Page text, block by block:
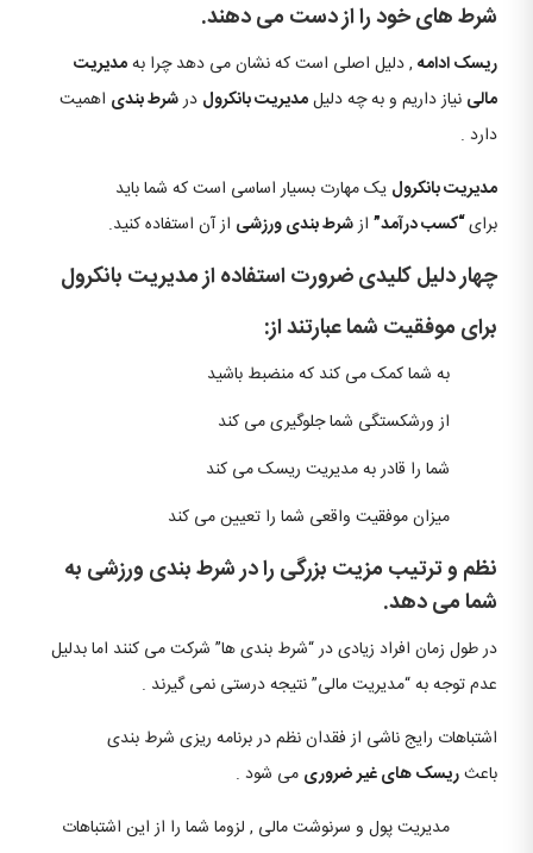
شرط های خود را از دست می دهند.
ریسک ادامه , دلیل اصلی است که نشان می دهد چرا بهمدیریت
مالی نیاز داریم و به چه دلیلمدیریت بانکرول درشرط بندی اهمیت
دارد .
مدیریت بانکرول یک مهارت بسیار اساسی است که شما باید
برای“کسب درآمد” ازشرط بندی ورزشی از آن استفاده کنید.
چهار دلیل کلیدی ضرورت استفاده از مدیریت بانکرول
برای موفقیت شما عبارتند از:
به شما کمک می کند که منضبط باشید
از ورشکستگی شما جلوگیری می کند
شما را قادر به مدیریت ریسک می کند
میزان موفقیت واقعی شما را تعیین می کند
نظم و ترتیب مزیت بزرگی را در شرط بندی ورزشی به
شما می دهد.
در طول زمان افراد زیادی در “شرط بندی ها” شرکت می کنند اما بدلیل
عدم توجه به “مدیریت مالی” نتیجه درستی نمی گیرند .
اشتباهات رایج ناشی از فقدان نظم در برنامه ریزی شرط بندی
باعثریسک های غیر ضروری می شود .
مدیریت پول و سرنوشت مالی , لزوما شما را از این اشتباهات